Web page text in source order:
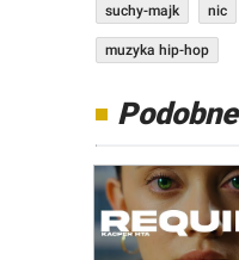
suchy-majk nic
muzyka hip-hop
Podobne